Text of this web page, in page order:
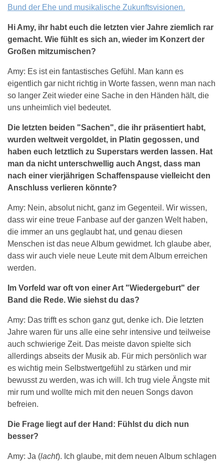
Bund der Ehe und musikalische Zukunftsvisionen.
Hi Amy, ihr habt euch die letzten vier Jahre ziemlich rar
gemacht. Wie fühlt es sich an, wieder im Konzert der
Großen mitzumischen?
Amy: Es ist ein fantastisches Gefühl. Man kann es
eigentlich gar nicht richtig in Worte fassen, wenn man nach
so langer Zeit wieder eine Sache in den Händen hält, die
uns unheimlich viel bedeutet.
Die letzten beiden "Sachen", die ihr präsentiert habt,
wurden weltweit vergoldet, in Platin gegossen, und
haben euch letztlich zu Superstars werden lassen. Hat
man da nicht unterschwellig auch Angst, dass man
nach einer vierjährigen Schaffenspause vielleicht den
Anschluss verlieren könnte?
Amy: Nein, absolut nicht, ganz im Gegenteil. Wir wissen,
dass wir eine treue Fanbase auf der ganzen Welt haben,
die immer an uns geglaubt hat, und genau diesen
Menschen ist das neue Album gewidmet. Ich glaube aber,
dass wir auch viele neue Leute mit dem Album erreichen
werden.
Im Vorfeld war oft von einer Art "Wiedergeburt" der
Band die Rede. Wie siehst du das?
Amy: Das trifft es schon ganz gut, denke ich. Die letzten
Jahre waren für uns alle eine sehr intensive und teilweise
auch schwierige Zeit. Das meiste davon spielte sich
allerdings abseits der Musik ab. Für mich persönlich war
es wichtig mein Selbstwertgefühl zu stärken und mir
bewusst zu werden, was ich will. Ich trug viele Ängste mit
mir rum und wollte mich mit den neuen Songs davon
befreien.
Die Frage liegt auf der Hand: Fühlst du dich nun
besser?
Amy: Ja (lacht). Ich glaube, mit dem neuen Album schlagen